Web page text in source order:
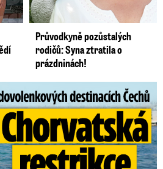
Průvodkyně pozůstalých
rodičů: Syna ztratila o
prázdninách!
Restrikce proti naháčům!